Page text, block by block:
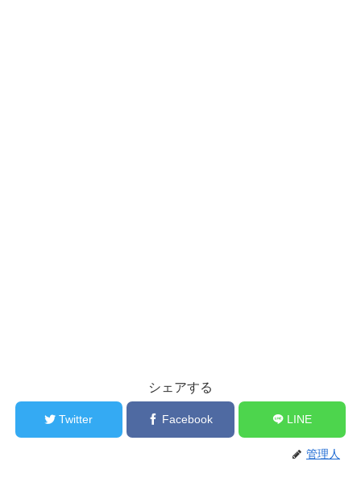
シェアする
Twitter Facebook LINE
管理人